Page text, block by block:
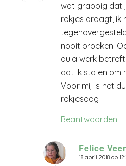
wat grappig dat
rokjes draagt, ik
nooit broeken.
quia werk
dat ik sta en om
Voor mij is het
rokjesdag
Beantwoorden
Felice
zegt:
18 april 2018 op